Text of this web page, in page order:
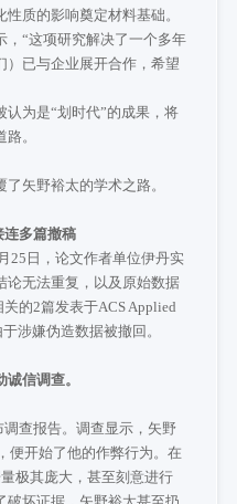
质的影响奠定材料基础。
，“这项研究解决了一个多年
）已与企业展开合作，希望
认为是“划时代”的成果，将
。
矢野裕太的学术之路。
连多篇撤稿
25日，论文作者单位伊丹实
论无法重复，以及原始数据
的2篇发表于ACS Applied
涉嫌伪造数据被撤回。
信调查。
查报告。调查显示，矢野
便开始了他的作弊行为。在
极其庞大，甚至刻意进行